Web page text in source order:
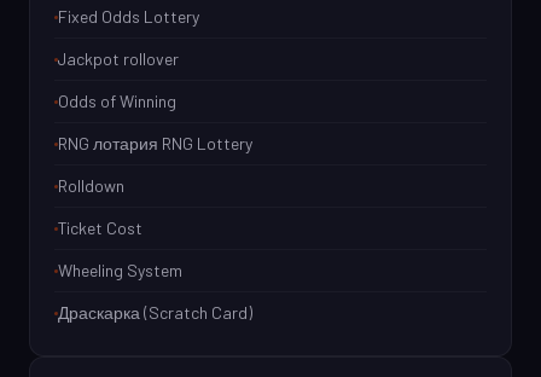
Fixed Odds Lottery
Jackpot rollover
Odds of Winning
RNG лотария RNG Lottery
Rolldown
Ticket Cost
Wheeling System
Драскарка (Scratch Card)